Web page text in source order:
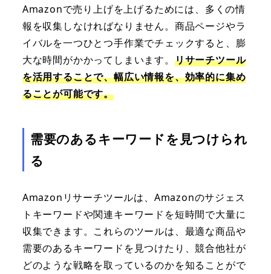
Amazonで売り上げを上げるためには、多くの情
報を収集しなければなりません。商品ページやラ
イバルを一つひとつ手作業でチェックすると、膨
大な時間がかかってしまいます。 リサーチツール
を活用することで、幅広い情報を、効率的に集め
ることが可能です。
需要のあるキーワードを見つけられ
る
Amazonリサーチツールは、Amazonのサジェス
トキーワードや関連キーワードを短時間で大量に
収集できます。これらのツールは、最適な商品や
需要のあるキーワードを見つけたり、競合他社が
どのような戦略を取っているのかを知ることがで